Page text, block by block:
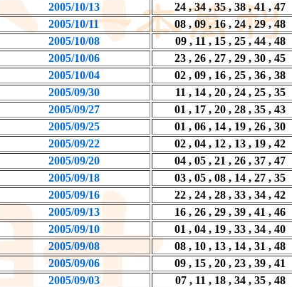
2005/10/13 24 , 34 , 35 , 38 , 41 , 47
2005/10/11 08 , 09 , 16 , 24 , 29 , 48
2005/10/08 09 , 11 , 15 , 25 , 44 , 48
2005/10/06 23 , 26 , 27 , 29 , 30 , 45
2005/10/04 02 , 09 , 16 , 25 , 36 , 38
2005/09/30 11 , 14 , 20 , 24 , 25 , 35
2005/09/27 01 , 17 , 20 , 28 , 35 , 43
2005/09/25 01 , 06 , 14 , 19 , 26 , 30
2005/09/22 02 , 04 , 12 , 13 , 19 , 42
2005/09/20 04 , 05 , 21 , 26 , 37 , 47
2005/09/18 03 , 05 , 08 , 14 , 27 , 35
2005/09/16 22 , 24 , 28 , 33 , 34 , 42
2005/09/13 16 , 26 , 29 , 39 , 41 , 46
2005/09/10 01 , 04 , 19 , 33 , 34 , 40
2005/09/08 08 , 10 , 13 , 14 , 31 , 48
2005/09/06 09 , 15 , 20 , 23 , 39 , 41
2005/09/03 07 , 11 , 18 , 34 , 35 , 48